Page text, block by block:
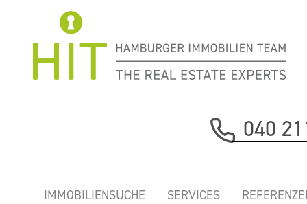
040
IMMOBILIENSUCHE SERVICES
„DOCK45” -